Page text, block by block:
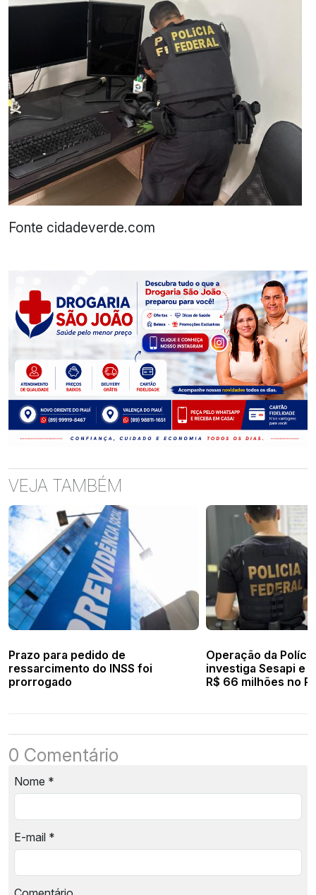
Fonte cidadeverde.com
VEJA TAMBÉM
Prazo para pedido de
ressarcimento do INSS foi
prorrogado
Operação da
investiga Sesapi e
R$ 66 milhões no
0 Comentário
Nome *
E-mail *